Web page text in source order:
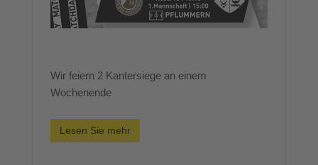
Wir feiern 2 Kantersiege an einem
Wochenende
Lesen Sie mehr